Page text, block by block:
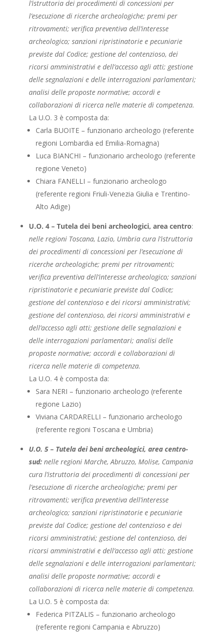
l’istruttoria dei procedimenti di concessioni per
l’esecuzione di ricerche archeologiche; premi per
ritrovamenti; verifica preventiva dell’interesse
archeologico; sanzioni ripristinatorie e pecuniarie
previste dal Codice; gestione del contenzioso, dei
ricorsi amministrativi e dell’accesso agli atti; gestione
delle segnalazioni e delle interrogazioni parlamentari;
analisi delle proposte normative; accordi e
collaborazioni di ricerca nelle materie di competenza.
La U.O. 3 è composta da:
Carla BUOITE – funzionario archeologo (referente
regioni Lombardia ed Emilia-Romagna)
Luca BIANCHI – funzionario archeologo (referente
regione Veneto)
Chiara FANELLI – funzionario archeologo
(referente regioni Friuli-Venezia Giulia e Trentino-
Alto Adige)
U.O. 4 – Tutela dei beni archeologici, area centro:
nelle regioni Toscana, Lazio, Umbria cura l’istruttoria
dei procedimenti di concessioni per l’esecuzione di
ricerche archeologiche; premi per ritrovamenti;
verifica preventiva dell’interesse archeologico; sanzioni
ripristinatorie e pecuniarie previste dal Codice;
gestione del contenzioso e dei ricorsi amministrativi;
gestione del contenzioso, dei ricorsi amministrativi e
dell’accesso agli atti; gestione delle segnalazioni e
delle interrogazioni parlamentari; analisi delle
proposte normative; accordi e collaborazioni di
ricerca nelle materie di competenza.
La U.O. 4 è composta da:
Sara NERI – funzionario archeologo (referente
regione Lazio)
Viviana CARDARELLI – funzionario archeologo
(referente regioni Toscana e Umbria)
U.O. 5 – Tutela dei beni archeologici, area centro-
sud:nelle regioni Marche, Abruzzo, Molise, Campania
cura l’istruttoria dei procedimenti di concessioni per
l’esecuzione di ricerche archeologiche; premi per
ritrovamenti; verifica preventiva dell’interesse
archeologico; sanzioni ripristinatorie e pecuniarie
previste dal Codice; gestione del contenzioso e dei
ricorsi amministrativi; gestione del contenzioso, dei
ricorsi amministrativi e dell’accesso agli atti; gestione
delle segnalazioni e delle interrogazioni parlamentari;
analisi delle proposte normative; accordi e
collaborazioni di ricerca nelle materie di competenza.
La U.O. 5 è composta da:
Federica PITZALIS – funzionario archeologo
(referente regioni Campania e Abruzzo)